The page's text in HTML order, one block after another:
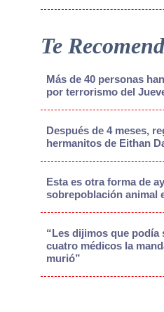
Te
Más de 40 personas
por terrorismo del
Después de 4 meses,
hermanitos de Eithan
Esta es otra forma de
sobrepoblación animal
“Les dijimos que podía
cuatro médicos la
murió”